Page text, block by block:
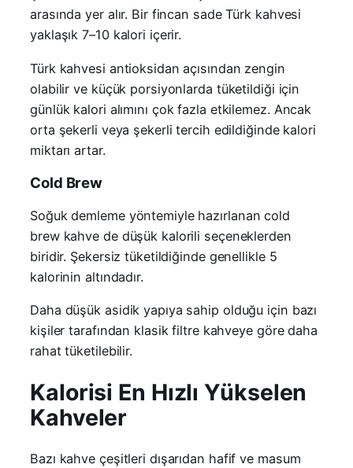
arasında yer alır. Bir fincan sade Türk kahvesi
yaklaşık 7–10 kalori içerir.
Türk kahvesi antioksidan açısından zengin
olabilir ve küçük porsiyonlarda tüketildiği için
günlük kalori alımını çok fazla etkilemez. Ancak
orta şekerli veya şekerli tercih edildiğinde kalori
miktarı artar.
Cold Brew
Soğuk demleme yöntemiyle hazırlanan cold
brew kahve de düşük kalorili seçeneklerden
biridir. Şekersiz tüketildiğinde genellikle 5
kalorinin altındadır.
Daha düşük asidik yapıya sahip olduğu için bazı
kişiler tarafından klasik filtre kahveye göre daha
rahat tüketilebilir.
Kalorisi En Hızlı Yükselen
Kahveler
Bazı kahve çeşitleri dışarıdan hafif ve masum